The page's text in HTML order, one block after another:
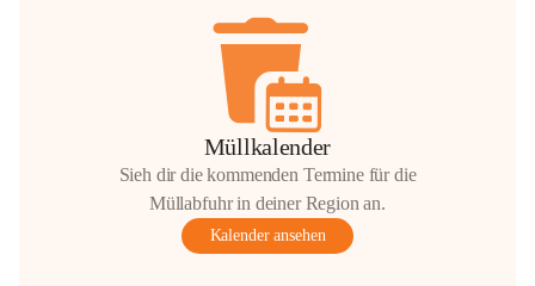
Müllkalender
Sieh dir die kommenden Termine für die
Müllabfuhr in deiner Region an.
Kalender ansehen